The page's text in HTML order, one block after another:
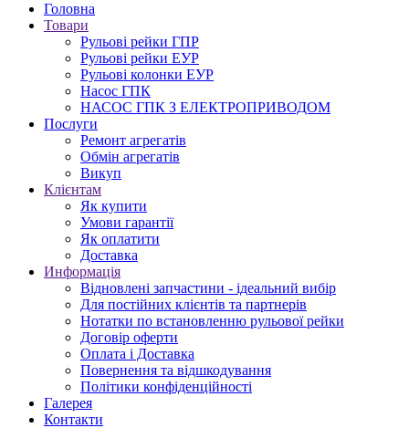
Головна
Товари
Рульові рейки ГПР
Рульові рейки ЕУР
Рульові колонки ЕУР
Насос ГПК
НАСОС ГПК З ЕЛЕКТРОПРИВОДОМ
Послуги
Ремонт агрегатів
Обмін агрегатів
Викуп
Клієнтам
Як купити
Умови гарантії
Як оплатити
Доставка
Информація
Відновлені запчастини - ідеальний вибір
Для постійних клієнтів та партнерів
Нотатки по встановленню рульової рейки
Договір оферти
Оплата і Доставка
Повернення та відшкодування
Політики конфіденційності
Галерея
Контакти